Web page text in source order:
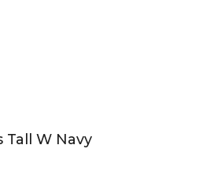
W Navy